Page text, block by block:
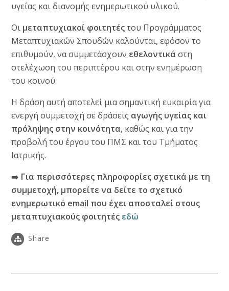
υγείας και διανομής ενημερωτικού υλικού.
Οι μεταπτυχιακοί φοιτητέςτου Προγράμματος
Μεταπτυχιακών Σπουδών καλούνται, εφόσον το
επιθυμούν, να συμμετάσχουν εθελοντικά στη
στελέχωση του περιπτέρου και στην ενημέρωση
του κοινού.
Η δράση αυτή αποτελεί μια σημαντική ευκαιρία για
ενεργή συμμετοχή σε δράσεις αγωγής υγείας και
πρόληψης στην κοινότητα, καθώς και για την
προβολή του έργου του ΠΜΣ και του Τμήματος
Ιατρικής.
➡️ Για περισσότερες πληροφορίες σχετικά με τη
συμμετοχή, μπορείτε να δείτε το σχετικό
ενημερωτικό email που έχει αποσταλεί στους
μεταπτυχιακούς φοιτητές εδώ
Share